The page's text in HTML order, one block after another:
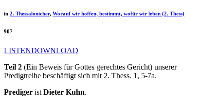
in 2. Thessalonicher, Worauf wir hoffen, bestimmt, wofür wir leben (2. Thess)
907
LISTENDOWNLOAD
Teil 2 (Ein Beweis für Gottes gerechtes Gericht) unserer
Predigtreihe beschäftigt sich mit 2. Thess. 1, 5-7a.
Prediger ist Dieter Kuhn.